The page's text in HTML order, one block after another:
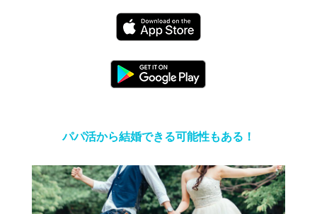
パパ活から結婚できる可能性もある！